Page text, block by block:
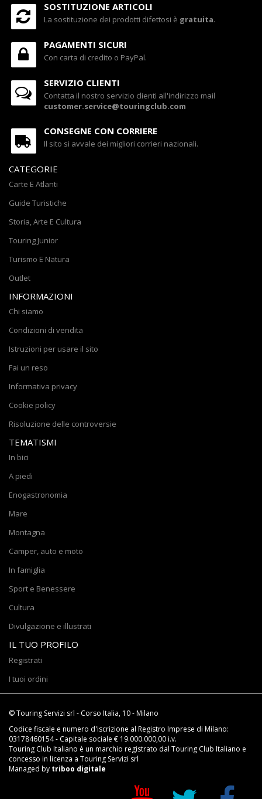
SOSTITUZIONE ARTICOLI
La sostituzione dei prodotti difettosi è gratuita.
PAGAMENTI SICURI
Con carta di credito o PayPal.
SERVIZIO CLIENTI
Contatta il nostro servizio clienti all'indirizzo mail
customer.service@touringclub.com
CONSEGNE CON CORRIERE
Il sito si avvale dei migliori corrieri nazionali.
CATEGORIE
Carte E Atlanti
Guide Turistiche
Storia, Arte E Cultura
Touring Junior
Turismo E Natura
Outlet
INFORMAZIONI
Chi siamo
Condizioni di vendita
Istruzioni per usare il sito
Fai un reso
Informativa privacy
Cookie policy
Risoluzione delle controversie
TEMATISMI
In bici
A piedi
Enogastronomia
Mare
Montagna
Camper, auto e moto
In famiglia
Sport e Benessere
Cultura
Divulgazione e illustrati
IL TUO PROFILO
Registrati
I tuoi ordini
© Touring Servizi srl - Corso Italia, 10 - Milano
Codice fiscale e numero d'iscrizione al Registro Imprese di Milano:
03178460154 - Capitale sociale € 19.000.000,00 i.v.
Touring Club Italiano è un marchio registrato dal Touring Club Italiano e
concesso in licenza a Touring Servizi srl
Managed by triboo digitale